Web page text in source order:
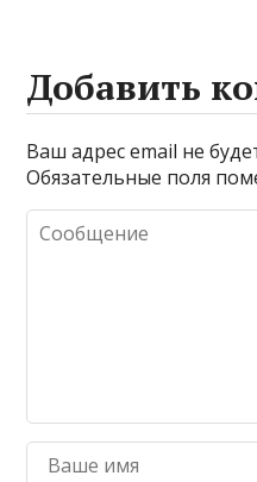
Добавить
Ваш адрес email не
Обязательные поля